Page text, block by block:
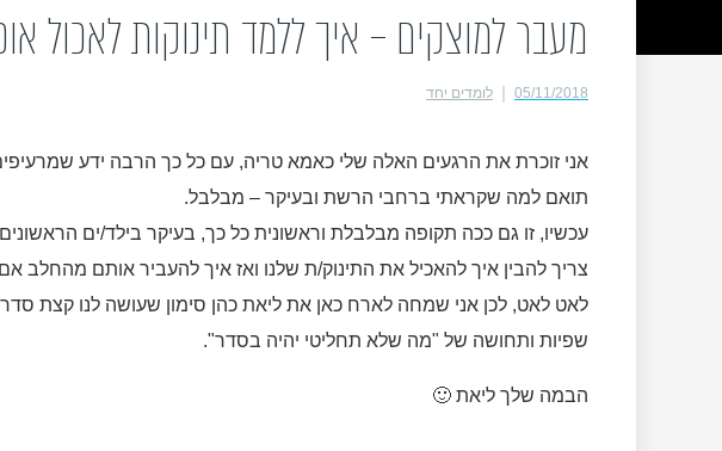
מעבר למוצקים – איך ללמד תינוקות לאכול
05/11/2018 לומדים יחד
אני זוכרת את הרגעים האלה שלי כאמא טריה, עם כל כך הרבה ידע שמרעיפים
תואם למה שקראתי ברחבי הרשת ובעיקר – מבלבל.
עכשיו, זו גם ככה תקופה מבלבלת וראשונית כל כך, בעיקר בילד/ים
צריך להבין איך להאכיל את התינוק/ת שלנו ואז איך להעביר אותם מהחלב
לאט לאט, לכן אני שמחה לארח כאן את ליאת כהן סימון שעושה לנו קצת
שפיות ותחושה של "מה שלא תחליטי יהיה בסדר".
הבמה שלך ליאת 🙂